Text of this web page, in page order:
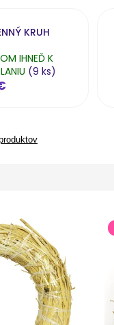
KRUH
IHNEĎ K
(9 ks)